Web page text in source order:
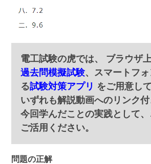
電工試験の虎では、 ブラウザ
過去問模擬試験、スマートフ
る試験対策アプリ をご用意し
いずれも解説動画へのリンク付
今回学んだことの実践として
ご活用ください。
問題の正解